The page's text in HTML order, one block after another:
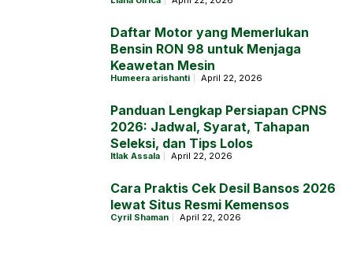
Daftar Motor yang Memerlukan
Bensin RON 98 untuk Menjaga
Keawetan Mesin
Humeera arishanti April 22, 2026
Panduan Lengkap Persiapan CPNS
2026: Jadwal, Syarat, Tahapan
Seleksi, dan Tips Lolos
Itlak Assala April 22, 2026
Cara Praktis Cek Desil Bansos 2026
lewat Situs Resmi Kemensos
Cyril Shaman April 22, 2026